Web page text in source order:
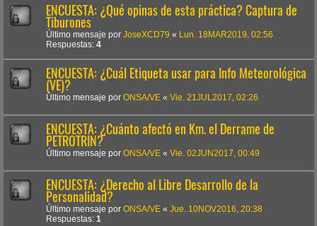
ENCUESTA: ¿Qué opinas de esta práctica? Captura de
Tiburones
Último mensaje por JoseXCD79 «
Lun. 18MAR2019, 02:56
Respuestas: 4
ENCUESTA: ¿Cuál Etiqueta usar para Info Meteorológica
(VE)?
Último mensaje por ONSA/VE « Vie. 21JUL2017, 02:26
ENCUESTA: ¿Cuánto afectó en Km. el Derrame de
PETROTRIN?
Último mensaje por ONSA/VE « Vie. 02JUN2017, 00:49
ENCUESTA: ¿Derecho al Libre Desarrollo de la
Personalidad?
Último mensaje por ONSA/VE « Jue. 10NOV2016, 20:38
Respuestas: 1